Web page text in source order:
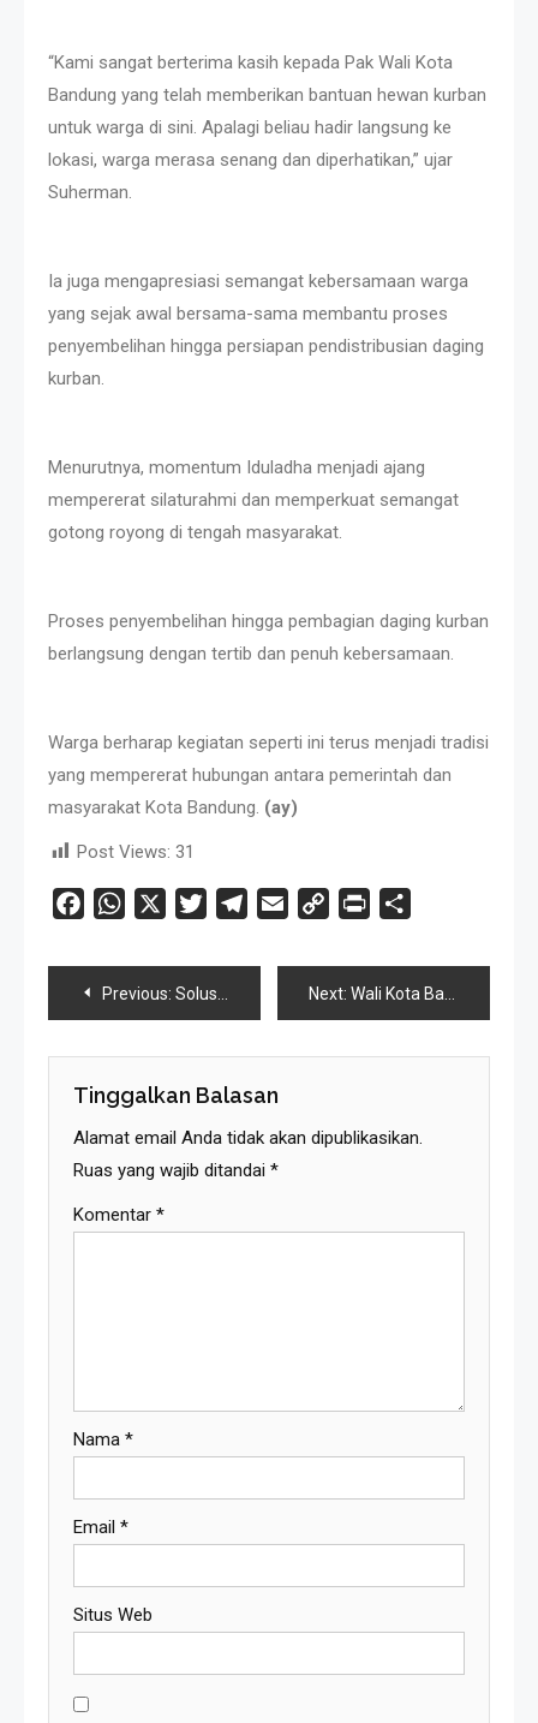
“Kami sangat berterima kasih kepada Pak Wali Kota
Bandung yang telah memberikan bantuan hewan kurban
untuk warga di sini. Apalagi beliau hadir langsung ke
lokasi, warga merasa senang dan diperhatikan,” ujar
Suherman.
Ia juga mengapresiasi semangat kebersamaan warga
yang sejak awal bersama-sama membantu proses
penyembelihan hingga persiapan pendistribusian daging
kurban.
Menurutnya, momentum Iduladha menjadi ajang
mempererat silaturahmi dan memperkuat semangat
gotong royong di tengah masyarakat.
Proses penyembelihan hingga pembagian daging kurban
berlangsung dengan tertib dan penuh kebersamaan.
Warga berharap kegiatan seperti ini terus menjadi tradisi
yang mempererat hubungan antara pemerintah dan
masyarakat Kota Bandung. (ay)
Post Views: 31
FacebookWhatsApp TwitterTelegram
Email
Copy
Print
Navigasi
Pos
Previous: Solusi Bangun Indonesia Salurkan 27 Hewan Kurban Pada Iduladha 1447 H Next: Wali Kota Bandung Sambut Reaktivasi Bandara Husein Dongkrak Ekonomi Bandung
Tinggalkan Balasan
Alamat email Anda tidak akan dipublikasikan.
Ruas yang wajib ditandai *
Komentar *
Nama *
Email *
Situs Web